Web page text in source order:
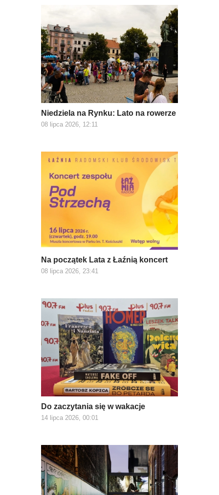
Niedziela na Rynku: Lato na rowerze
08 lipca 2026, 12:11
Na początek Lata z Łaźnią koncert
08 lipca 2026, 23:41
Do zaczytania się w wakacje
14 lipca 2026, 00:01